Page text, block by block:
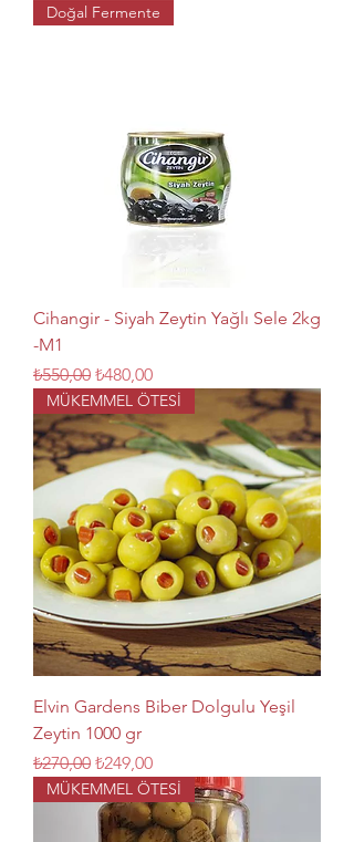
Doğal Fermente
Cihangir - Siyah Zeytin Yağlı Sele 2kg
-M1
Normal Fiyat
₺550,00 İndirimli Fiyat
₺480,00
MÜKEMMEL ÖTESİ
Elvin Gardens Biber Dolgulu Yeşil
Zeytin 1000 gr
Normal Fiyat
₺270,00 İndirimli Fiyat
₺249,00
MÜKEMMEL ÖTESİ